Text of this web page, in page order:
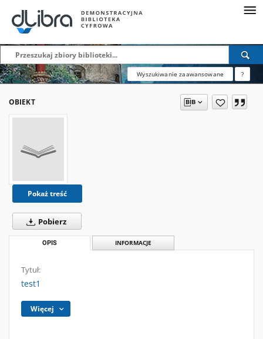
Wyszukiwanie zaawansowane ?
OBIEKT
Pokaż treść
Pobierz
OPIS INFORMACJE
Tytuł:
test1
Więcej